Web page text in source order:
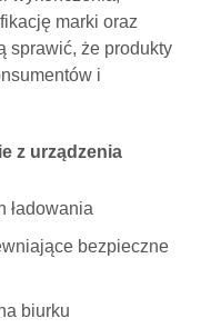
marki oraz
sprawić, że produkty
i
z urządzenia
ładowania
bezpieczne
biurku